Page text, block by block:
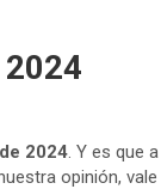
2024. Y es que
opinión,